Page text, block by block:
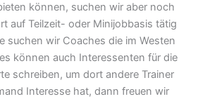
können, suchen wir aber noch
auf Teilzeit- oder Minijobbasis tätig
suchen wir Coaches die im Westen
können auch Interessenten für die
schreiben, um dort andere Trainer
Interesse hat, dann freuen wir